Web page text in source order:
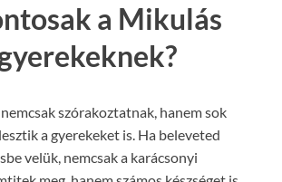
a Mikulás
szórakoztatnak, hanem sok
a gyerekeket is. Ha beleveted
velük, nemcsak a karácsonyi